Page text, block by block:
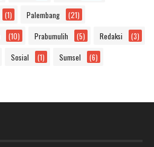
(1) Palembang (21)
(10) Prabumulih (5) Redaksi (3)
Sosial (1) Sumsel (6)